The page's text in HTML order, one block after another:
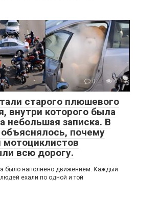
0 4
старого плюшевого
внутри которого была
небольшая записка. В
объяснялось, почему
мотоциклистов
всю дорогу.
было наполнено движением. Каждый
ехали по одной и той